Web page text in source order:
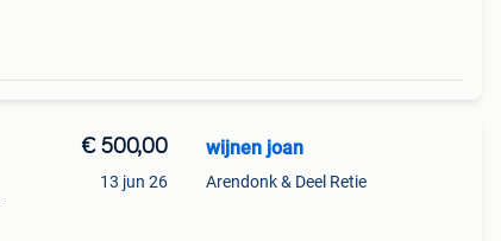
€ 500,00
13 jun 26
wijnen joan
Arendonk & Deel Retie